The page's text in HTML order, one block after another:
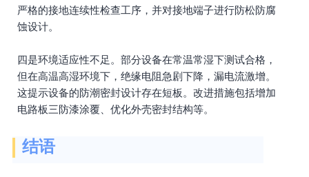
严格的接地连续性检查工序，并对接地端子进行防松防腐
蚀设计。
四是环境适应性不足。部分设备在常温常湿下测试合格，
但在高温高湿环境下，绝缘电阻急剧下降，漏电流激增。
这提示设备的防潮密封设计存在短板。改进措施包括增加
电路板三防漆涂覆、优化外壳密封结构等。
结语